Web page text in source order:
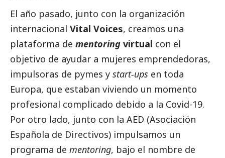
El año pasado, junto con la organización
internacional Vital Voices, creamos una
plataforma de mentoring virtual con el
objetivo de ayudar a mujeres emprendedoras,
impulsoras de pymes y start-ups en toda
Europa, que estaban viviendo un momento
profesional complicado debido a la Covid-19.
Por otro lado, junto con la AED (Asociación
Española de Directivos) impulsamos un
programa de mentoring, bajo el nombre de